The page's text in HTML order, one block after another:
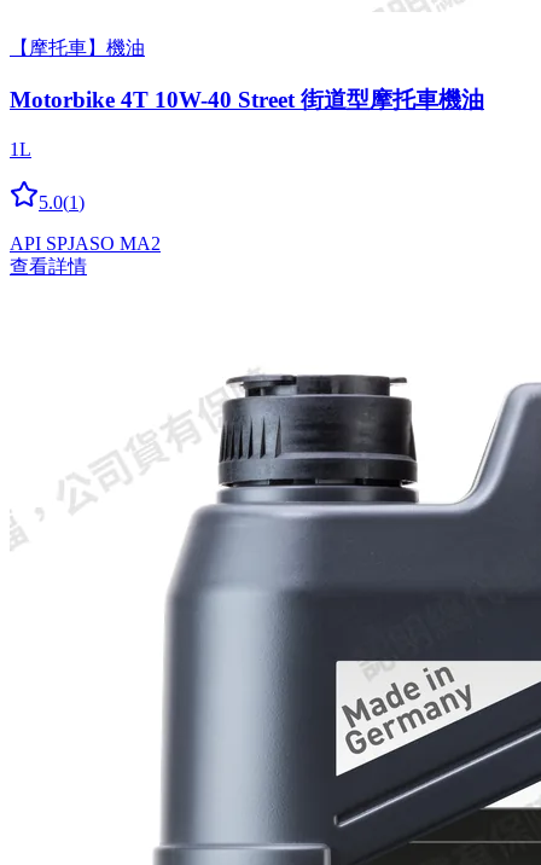
【摩托車】機油
Motorbike 4T 10W-40 Street 街道型摩托車機油
1L
5.0(1)
API SPJASO MA2
查看詳情